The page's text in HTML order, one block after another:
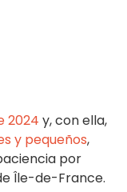
2024 y, con ella,
y pequeños,
por
Île-de-France.